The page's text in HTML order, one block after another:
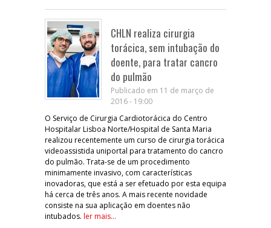
CHLN realiza cirurgia
torácica, sem intubação do
doente, para tratar cancro
do pulmão
Publicado em 11 de março de
2016 - 19:00
O Serviço de Cirurgia Cardiotorácica do Centro
Hospitalar Lisboa Norte/Hospital de Santa Maria
realizou recentemente um curso de cirurgia torácica
videoassistida uniportal para tratamento do cancro
do pulmão. Trata-se de um procedimento
minimamente invasivo, com características
inovadoras, que está a ser efetuado por esta equipa
há cerca de três anos. A mais recente novidade
consiste na sua aplicação em doentes não
intubados. ler mais...